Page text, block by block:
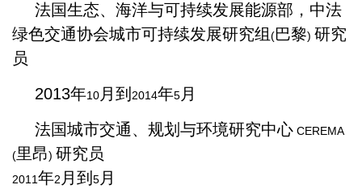
法国生态、海洋与可持续发展能源部，中法
绿色交通协会城市可持续发展研究组 (巴黎) 研究
员
2013年10月到 2014年5月
法国城市交通、规划与环境研究中心 CEREMA
(里昂) 研究员
2011年2 月到 5月